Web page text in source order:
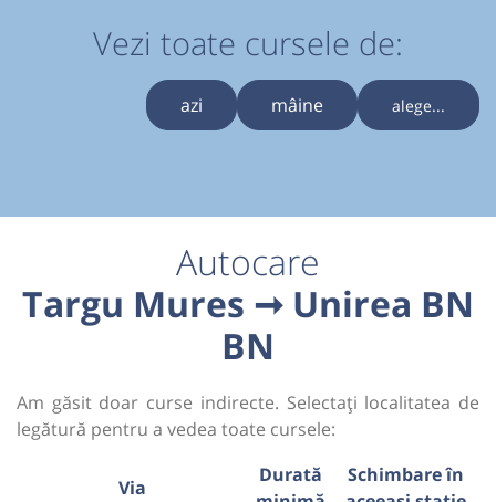
Vezi toate cursele de:
azi mâine alege...
Autocare
Targu Mures ➞ Unirea BN
BN
Am găsit doar curse indirecte. Selectați localitatea de
legătură pentru a vedea toate cursele:
Via
Durată
Schimbare în